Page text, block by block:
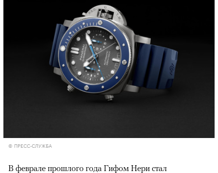
© ПРЕСС-СЛУЖБА
В феврале прошлого года Гифом Нери стал